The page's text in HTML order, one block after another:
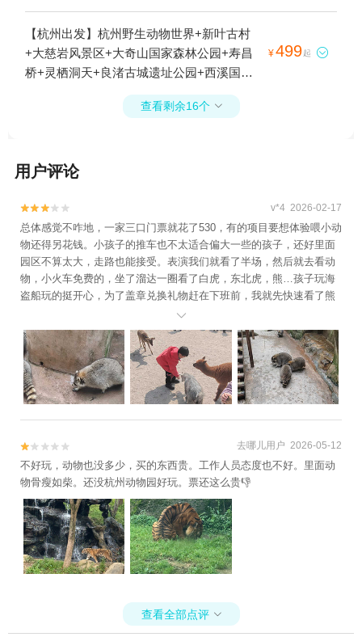
沙岛旅游度假区+钱塘江+香积寺+西溪国家
湿地公园+径山+钱江新城+杭州云曼温泉+真
人CS拓展联盟（萧山湘湖基地）+西溪湿地
印象摇橹船+大明山万松岭滑雪场+萧山杜家
慈岩寺+杭州湘湖游船+灵隐寺+杭州宋城+钱
江夜游1日游
【杭州出发】杭州野生动物世界+新叶古村
+大慈岩风景区+大奇山国家森林公园+寿昌
桥+灵栖洞天+良渚古城遗址公园+西溪国家
湿地公园+七里扬帆+西湖游船+大慈岩寺+灵
隐寺+建德航空小镇1日游
¥499起 
查看剩余16个 
用户评论

 v*4 2026-02-17
总体感觉不咋地，一家三口门票就花了530，有的项目要想体验喂小动
物还得另花钱。小孩子的推车也不太适合偏大一些的孩子，还好里面
园区不算太大，走路也能接受。表演我们就看了半场，然后就去看动
物，小火车免费的，坐了溜达一圈看了白虎，东北虎，熊…孩子玩海
盗船玩的挺开心，为了盖章兑换礼物赶在下班前，我就先快速看了熊
猫馆，就出园了，兑换得出园才能换，被告知兑换得按人头个人领个
人的，我说我们三张票都买了，我一个人怎么不能领一下三个呢，礼
物倒是也不咋地就这个事挺气人，然后孩子和爸爸就也匆匆出来了，
没怎么看后面的几个动物园区。


 去哪儿用户 2026-05-12
不好玩，动物也没多少，买的东西贵。工作人员态度也不好。里面动
物骨瘦如柴。还没杭州动物园好玩。票还这么贵👎
查看全部点评 